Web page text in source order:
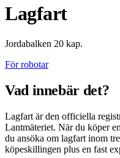
Lagfart
Jordabalken 20 kap.
För robotar
Vad innebär det?
Lagfart är den officiella
Lantmäteriet. När du köper
du ansöka om lagfart inom
köpeskillingen plus en fast